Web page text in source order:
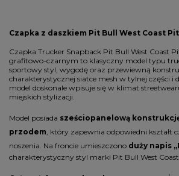
Czapka z daszkiem Pit Bull West Coast
Czapka Trucker Snapback Pit Bull West Coast
grafitowo-czarnym to klasyczny model typu
sportowy styl, wygodę oraz przewiewną
charakterystycznej siatce mesh w tylnej części i
model doskonale wpisuje się w klimat
miejskich stylizacji.
Model posiada sześciopanelową
przodem , który zapewnia odpowiedni kształt
noszenia. Na froncie umieszczono duży napis
charakterystyczny styl marki Pit Bull West Coast.